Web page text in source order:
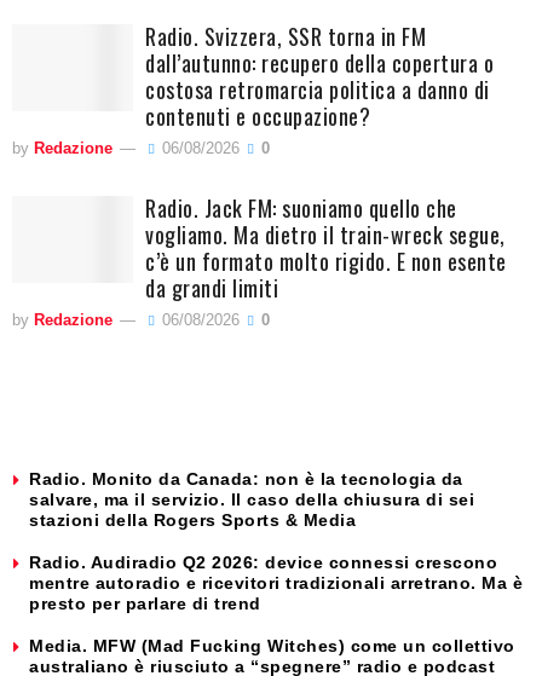
Radio. Svizzera, SSR torna in FM
dall’autunno: recupero della copertura o
costosa retromarcia politica a danno di
contenuti e occupazione?
by Redazione 06/08/2026 0
Radio. Jack FM: suoniamo quello che
vogliamo. Ma dietro il train-wreck segue,
c’è un formato molto rigido. E non esente
da grandi limiti
by Redazione 06/08/2026 0
Radio. Monito da Canada: non è la tecnologia da
salvare, ma il servizio. Il caso della chiusura di sei
stazioni della Rogers Sports & Media
Radio. Audiradio Q2 2026: device connessi crescono
mentre autoradio e ricevitori tradizionali arretrano. Ma è
presto per parlare di trend
Media. MFW (Mad Fucking Witches) come un collettivo
australiano è riusciuto a “spegnere” radio e podcast